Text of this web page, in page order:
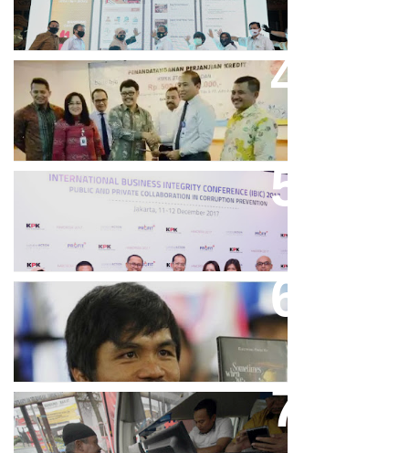
Bank Bjb Fasilitasi Kredit Modal
Kerja Konstruksi PT Adhi Karya
Keren, Bank BJB Kantongi
Puluhan Penghargaan Sepanjang
2017
Dicibir Di Medsos, Manny
Pacquiao Tegaskan Pendirian
Tolak LGBT
Bjb T Samsat Manjakan Nasabah
Dalam Bayar Pajak Kendaraan